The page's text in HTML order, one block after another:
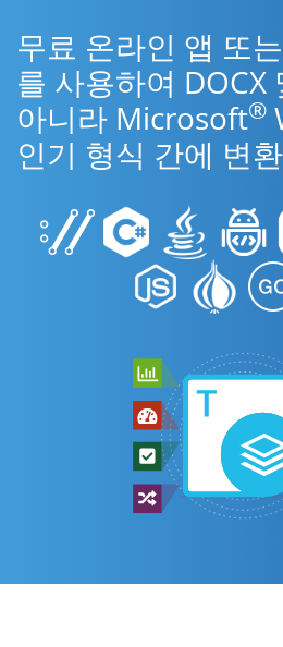
무료 온라인 앱 또
를 사용하여 DOCX
아니라 Microsoft®
인기 형식 간에 변